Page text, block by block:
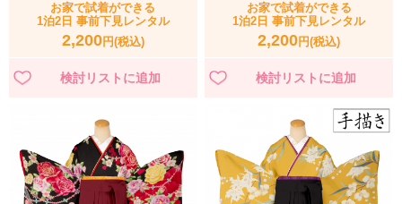
お家で試着ができる
1泊2日 事前下見レンタル
2,200円(税込)
お家で試着ができる
1泊2日 事前下見レンタル
2,200円(税込)